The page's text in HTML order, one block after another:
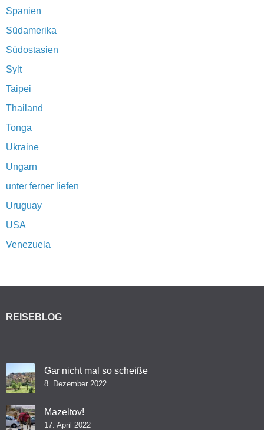
Spanien
Südamerika
Südostasien
Sylt
Taipei
Thailand
Tonga
Ukraine
Ungarn
unter ferner liefen
Uruguay
USA
Venezuela
REISEBLOG
Gar nicht mal so scheiße
8. Dezember 2022
Mazeltov!
17. April 2022